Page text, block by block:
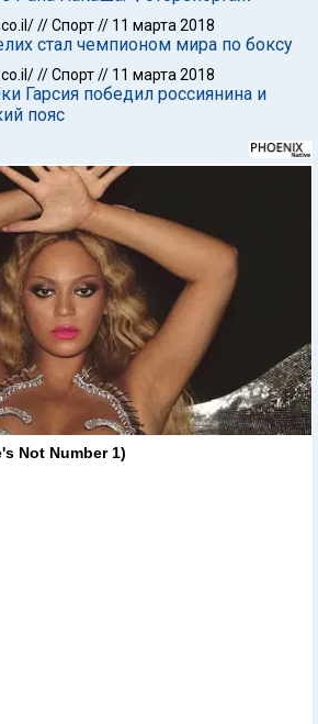
//Спорт// 11 марта 2018
стал чемпионом мира по боксу
//Спорт// 11 марта 2018
Гарсия победил россиянина и
пояс
Not Number 1)